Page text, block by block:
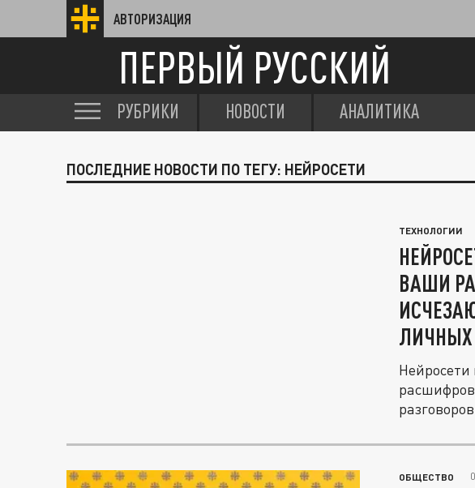
АВТОРИЗАЦИЯ
ПЕРВЫЙ РУССКИЙ
РУБРИКИ НОВОСТИ АНАЛИТИКА
ПОСЛЕДНИЕ НОВОСТИ ПО ТЕГУ: НЕЙРОСЕТИ
ТЕХНОЛОГИИ
ВАШИ
ЛИЧНЫХ
Нейросети
ОБЩЕСТВО